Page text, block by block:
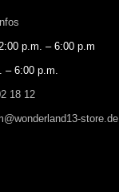
p.m. – 6:00 p.m
– 6:00 p.m.
18 12
store.de